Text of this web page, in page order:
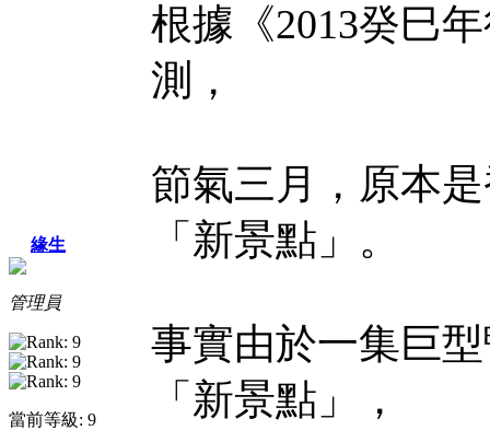
緣生
管理員
當前等級: 9
根據《2013癸巳
測，
節氣三月，原本
「新景點」。
事實由於一集巨
「新景點」，